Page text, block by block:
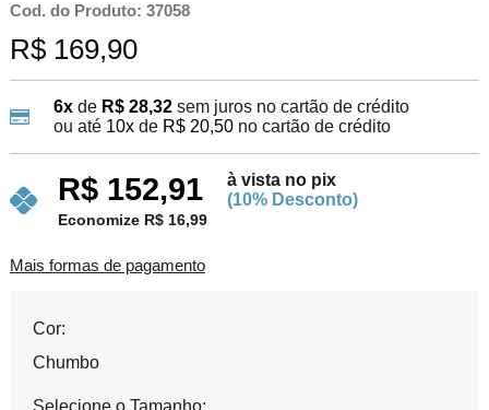
Cod. do Produto: 37058
R$ 169,90
6xde R$ 28,32 sem juros no cartão de crédito
ou até 10xde R$ 20,50no cartão de crédito
R$ 152,91
à vista no pix
(10% Desconto)
Economize R$ 16,99
Mais formas de pagamento
Cor:
Chumbo
Selecione o Tamanho: